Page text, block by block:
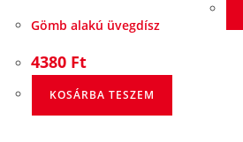
Gömb alakú üvegdísz
4380 Ft
KOSÁRBA TESZEM